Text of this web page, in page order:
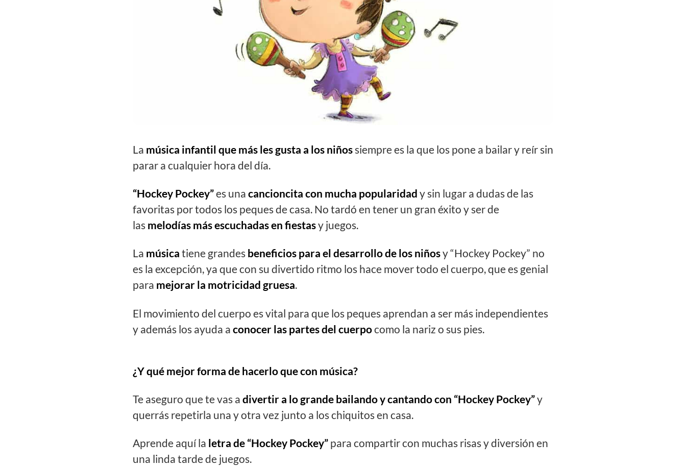
La música infantil que más les gusta a los niñossiempre es la que los pone a bailar y reír sin
parar a cualquier hora del día.
“Hockey Pockey”es una cancioncita con mucha popularidad y sin lugar a dudas de las
favoritas por todos los peques de casa. No tardó en tener un gran éxito y ser de
las melodías más escuchadas en fiestasy juegos.
La música tiene grandes beneficios para el desarrollo de los niñosy “Hockey Pockey” no
es la excepción, ya que con su divertido ritmo los hace mover todo el cuerpo, que es genial
para mejorar la motricidad gruesa.
El movimiento del cuerpo es vital para que los peques aprendan a ser más independientes
y además los ayuda a conocer las partes del cuerpocomo la nariz o sus pies.
¿Y qué mejor forma de hacerlo que con música?
Te aseguro que te vas a divertir a lo grande bailando y cantando con “Hockey Pockey”y
querrás repetirla una y otra vez junto a los chiquitos en casa.
Aprende aquí la letra de “Hockey Pockey” para compartir con muchas risas y diversión en
una linda tarde de juegos.